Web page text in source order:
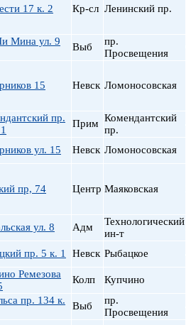
17 к. 2 Кр-сл Ленинский пр.
Мина ул. 9
Выб
пр.
Просвещения
15 Невск Ломоносовская
пр.
Прим Комендантский
пр.
ул. 15 Невск Ломоносовская
пр, 74 Центр Маяковская
ул. 8 Адм
Технологический
ин-т
пр. 5 к. 1 Невск Рыбацкое
Ремезова
Колп Купчино
пр. 134 к.
Выб
пр.
Просвещения